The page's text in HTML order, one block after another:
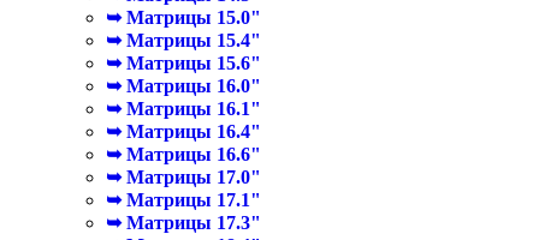
➥ Матрицы 15.0"
➥ Матрицы 15.4"
➥ Матрицы 15.6"
➥ Матрицы 16.0"
➥ Матрицы 16.1"
➥ Матрицы 16.4"
➥ Матрицы 16.6"
➥ Матрицы 17.0"
➥ Матрицы 17.1"
➥ Матрицы 17.3"